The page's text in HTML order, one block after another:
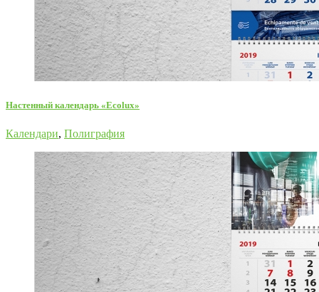
Настенный календарь «Ecolux»
Календари, Полиграфия